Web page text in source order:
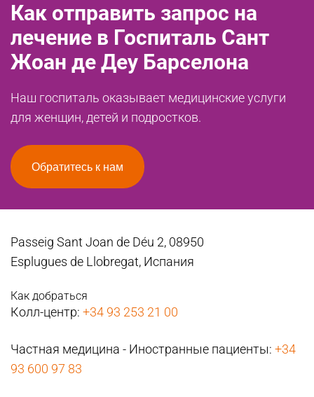
Как отправить запрос на
лечение в Госпиталь Сант
Жоан де Деу Барселона
Наш госпиталь оказывает медицинские услуги
для женщин, детей и подростков.
Обратитесь к нам
Passeig Sant Joan de Déu 2, 08950
Esplugues de Llobregat, Испания
Как добраться
Колл-центр: +34 93 253 21 00
Частная медицина - Иностранные пациенты: +34
93 600 97 83